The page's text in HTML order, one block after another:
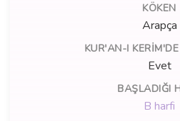
KÖKEN
Arapça
KUR'AN-I
Evet
BAŞLADIĞI
B harfi